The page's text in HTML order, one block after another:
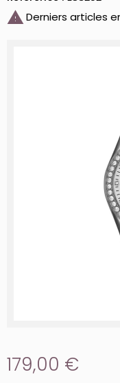
 Derniers articles
179,00 €